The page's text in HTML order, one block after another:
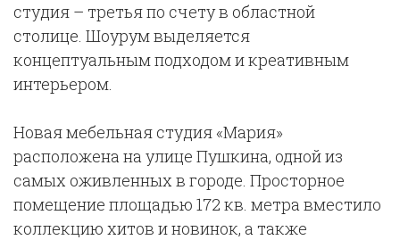
студия – третья по счету в областной
столице. Шоурум выделяется
концептуальным подходом и креативным
интерьером.
Новая мебельная студия «Мария»
расположена на улице Пушкина, одной из
самых оживленных в городе. Просторное
помещение площадью 172 кв. метра вместило
коллекцию хитов и новинок, а также